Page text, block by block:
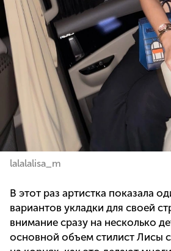
lalalalisa_m
В этот раз артистка показала
вариантов укладки для своей
внимание сразу на несколько
основной объем стилист Лисы